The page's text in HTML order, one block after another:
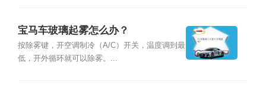
宝马车玻璃起雾怎么办？
按除雾键，开空调制冷（A/C）开关，温度调到最
低，开外循环就可以除雾。...